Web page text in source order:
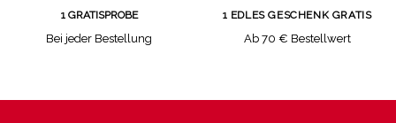
1 GRATISPROBE
Bei jeder Bestellung
1 EDLES GESCHENK GRATIS
Ab 70 € Bestellwert